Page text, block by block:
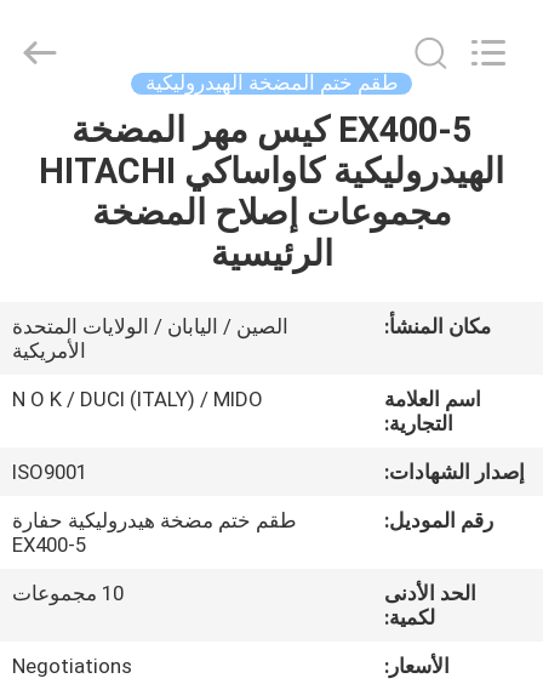
منزل
المنتجات
جولة
المعمل
الجودة
طقم ختم المضخة الهيدروليكية
EX400-5 كيس مهر المضخة
الهيدروليكية كاواساكي HITACHI
مجموعات إصلاح المضخة
الرئيسية
مكان المنشأ:
الصين / اليابان / الولايات المتحدة
الأمريكية
اسم العلامة
التجارية:
N O K / DUCI (ITALY) / MIDO
إصدار الشهادات:
ISO9001
رقم الموديل:
طقم ختم مضخة هيدروليكية حفارة
EX400-5
الحد الأدنى
لكمية:
10 مجموعات
الأسعار:
Negotiations